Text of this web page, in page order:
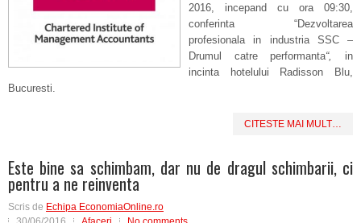
2016, incepand cu ora 09:30,
conferinta “Dezvoltarea
profesionala in industria SSC –
Drumul catre performanta“,
in
incinta hotelului Radisson Blu,
Bucuresti.
CITESTE MAI MULT…
Este bine sa schimbam, dar nu de dragul schimbarii, ci
pentru a ne reinventa
Scris de Echipa EconomiaOnline.ro